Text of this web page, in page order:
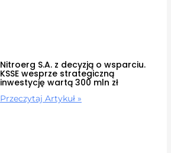
Nitroerg S.A. z decyzją o wsparciu.
KSSE wesprze strategiczną
inwestycję wartą 300 mln zł
Przeczytaj Artykuł »